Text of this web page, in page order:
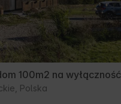
100m2 na wyłączność
Polska